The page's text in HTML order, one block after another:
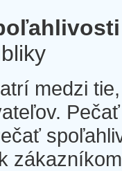
medzi